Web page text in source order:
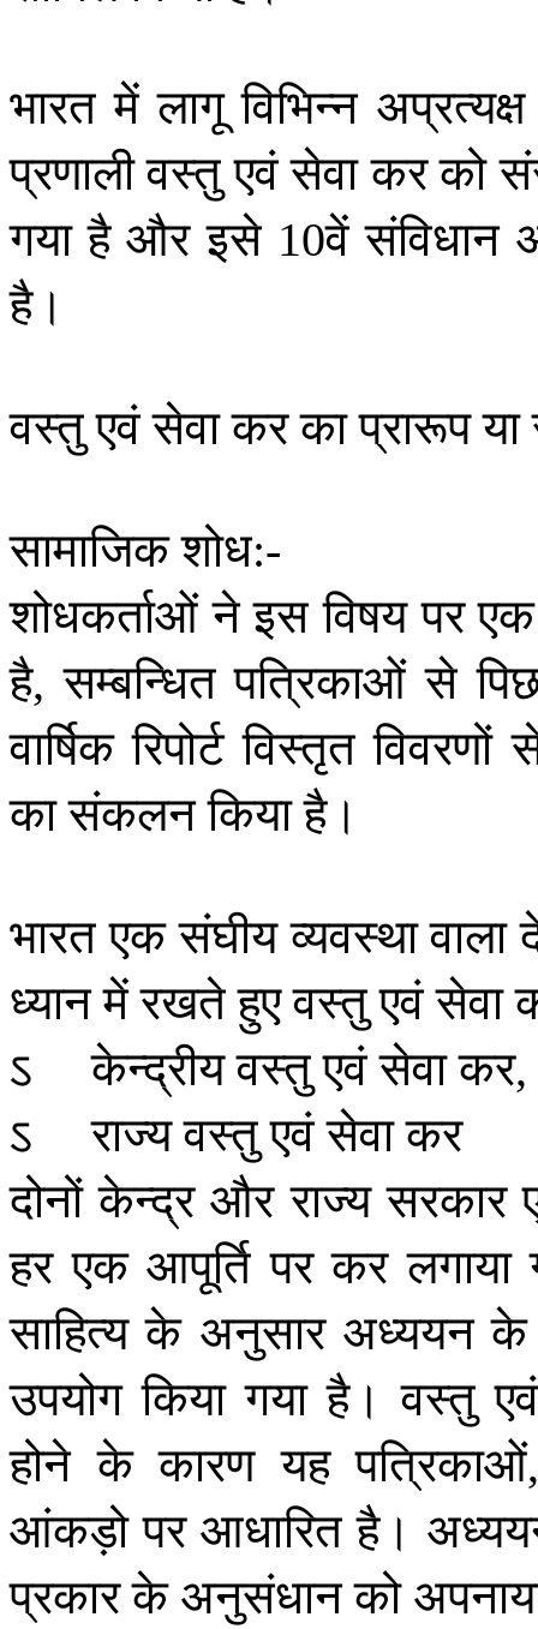
भारत में लागू विभिन्न अप्रत्यक्ष
प्रणालीवस्तुएवंसेवाकरको
गया है और इसे10वें संविधान
है।
वस्तुएवंसेवाकरकाप्रारूपया
सामाजिकशोध:-
शोधकर्ताओं ने इस विषय पर एक
है,सम्बन्धित पत्रिकाओं से
वार्षिक रिपोर्ट विस्तृत विवरणों
कासंकलनकियाहै।
भारतएकसंघीयव्यवस्थावाला
ध्यानमेंरखतेहुएवस्तुएवंसेवा
ऽ
केन्द्रीयवस्तुएवंसेवाकर,
ऽ राज्यवस्तुएवंसेवाकर
दोनों केन्द्र और राज्य सरकार
हर एक आपूर्ति पर कर लगाया
साहित्य के अनुसार अध्ययन के
उपयोग किया गया है। वस्तु एवं
होने के कारण यह पत्रिकाओं
आंकड़ो पर आधारित है।
प्रकारके अनुसंधानको